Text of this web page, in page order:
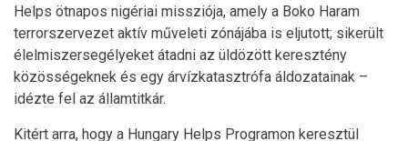
Helps ötnapos nigériai missziója, amely a Boko Haram
terrorszervezet aktív műveleti zónájába is eljutott; sikerült
élelmiszersegélyeket átadni az üldözött keresztény
közösségeknek és egy árvízkatasztrófa áldozatainak –
idézte fel az államtitkár.
Kitért arra, hogy a Hungary Helps Programon keresztül